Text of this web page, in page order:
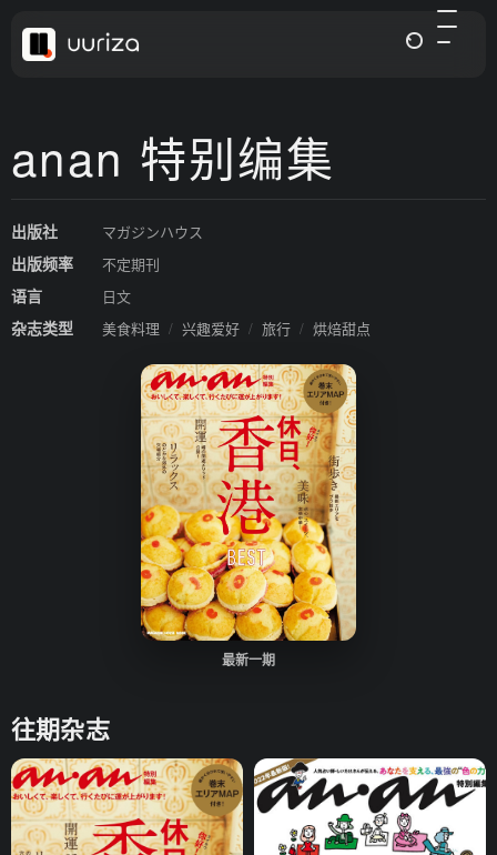
anan 特别编集
出版社 マガジンハウス
出版频率 不定期刊
语言 日文
杂志类型 美食料理 / 兴趣爱好 / 旅行 / 烘焙甜点
最新一期
往期杂志